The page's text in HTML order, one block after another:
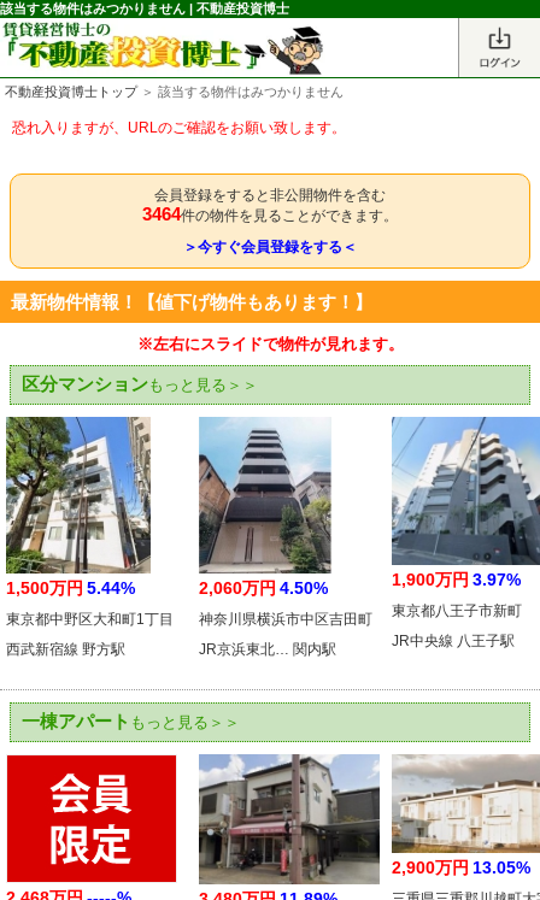
該当する物件はみつかりません | 不動産投資博士
不動産投資博士トップ＞ 該当する物件はみつかりません
恐れ入りますが、URLのご確認をお願い致します。
会員登録をすると非公開物件を含む
3464件の物件を見ることができます。
＞今すぐ会員登録をする＜
最新物件情報！【値下げ物件もあります！】
※左右にスライドで物件が見れます。
区分マンションもっと見る＞＞
1,500万円 5.44%
東京都中野区大和町1丁目
西武新宿線 野方駅
2,060万円 4.50%
神奈川県横浜市中区吉田町
JR京浜東北… 関内駅
1,900万円 3.97%
東京都八王子市新町
JR中央線 八王子駅
一棟アパート もっと見る＞＞
2,900万円 13.05%